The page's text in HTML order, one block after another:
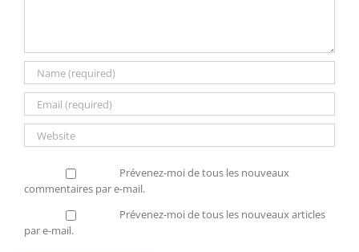
Prévenez-moi de tous les nouveaux
commentaires par e-mail.
Prévenez-moi de tous les nouveaux articles
par e-mail.